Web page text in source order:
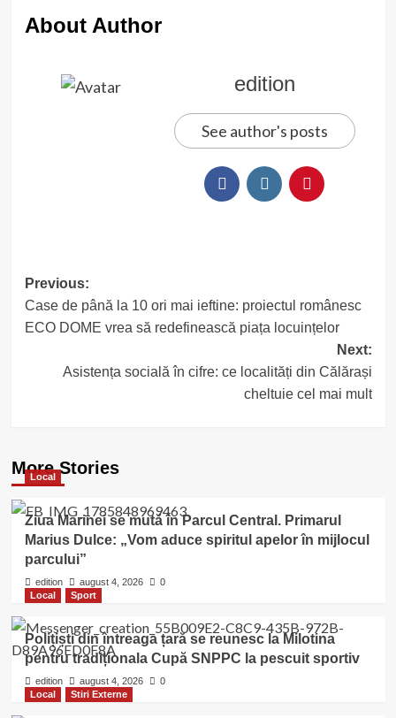
About Author
edition
See author's posts
Post
navigation
Previous:
Case de până la 10 ori mai ieftine: proiectul românesc
ECO DOME vrea să redefinească piața locuințelor
Next:
Asistența socială în cifre: ce localități din Călărași
cheltuie cel mai mult
More Stories
Local
Ziua Marinei se mută în Parcul Central. Primarul
Marius Dulce: „Vom aduce spiritul apelor în mijlocul
parcului”
edition august 4, 2026
0
Local
Sport
Polițiști din întreaga țară se reunesc la Milotina
pentru tradiționala Cupă SNPPC la pescuit sportiv
edition august 4, 2026
0
Local
Stiri Externe